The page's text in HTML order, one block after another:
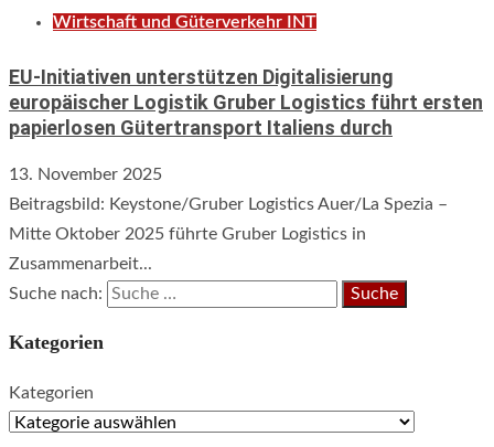
Wirtschaft und Güterverkehr INT
EU-Initiativen unterstützen Digitalisierung
europäischer Logistik Gruber Logistics führt ersten
papierlosen Gütertransport Italiens durch
13. November 2025
Beitragsbild: Keystone/Gruber Logistics Auer/La Spezia –
Mitte Oktober 2025 führte Gruber Logistics in
Zusammenarbeit...
Suche nach:
Kategorien
Kategorien